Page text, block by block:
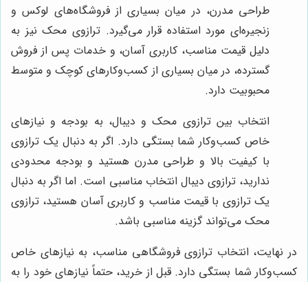
طراحی مدرن، در میان بسیاری از فروشگاه‌های لوکس و
زنجیره‌ای مورد استفاده قرار می‌گیرد. ترازوی محک نیز به
دلیل قیمت مناسب، کاربری آسان، و خدمات پس از فروش
گسترده، در میان بسیاری از کسب‌وکارهای کوچک و متوسط
محبوبیت دارد.
انتخاب بین ترازوی محک و دیبال، به بودجه و نیازهای
خاص کسب‌وکار شما بستگی دارد. اگر به دنبال یک ترازوی
با کیفیت بالا و طراحی مدرن هستید و بودجه محدودی
ندارید، ترازوی دیبال انتخاب مناسبی است. اما اگر به دنبال
یک ترازوی با قیمت مناسب و کاربری آسان هستید، ترازوی
محک می‌تواند گزینه مناسبی باشد.
در نهایت، انتخاب ترازوی فروشگاهی مناسب، به نیازهای خاص
کسب‌وکار شما بستگی دارد. قبل از خرید، حتماً نیازهای خود را به